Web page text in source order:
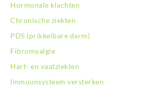
BodySwitch Rotterdam-Centrum
BodySwitch Rotterdam-Kralingen
BodySwitch Rotterdam-Oost
BodySwitch Schiedam
BodySwitch Tiel
BodySwitch Tilburg
Hormonale klachten
Chronische ziekten
PDS (prikkelbare darm)
Fibromyalgie
Hart- en vaatziekten
Immuunsysteem versterken